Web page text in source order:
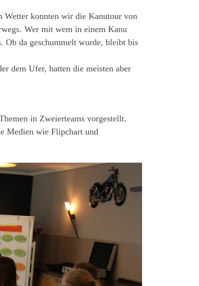
Wetter konnten wir die Kanutour von
Wer mit wem in einem Kanu
Ob da geschummelt wurde, bleibt bis
dem Ufer, hatten die meisten aber
in Zweierteams vorgestellt.
Medien wie Flipchart und